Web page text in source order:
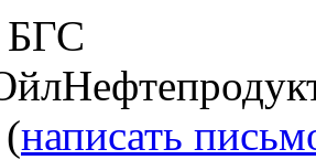
БГС
написать